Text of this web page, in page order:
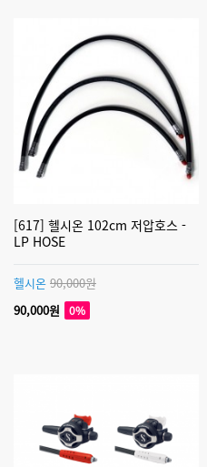
[617] 헬시온 102cm 저압호스 -
LP HOSE
헬시온 90,000원
90,000원
0%